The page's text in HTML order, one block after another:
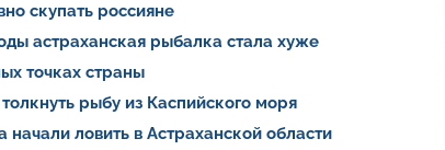
скупать россияне
астраханская рыбалка стала хуже
точках страны
рыбу из Каспийского моря
начали ловить в Астраханской области